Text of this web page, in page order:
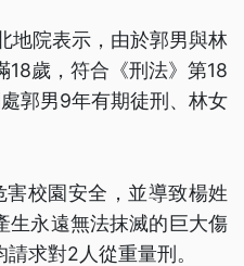
地院表示，由於郭男與林
18歲，符合《刑法》第18
郭男9年有期徒刑、林女
校園安全，並導致楊姓
生永遠無法抹滅的巨大傷
求對2人從重量刑。